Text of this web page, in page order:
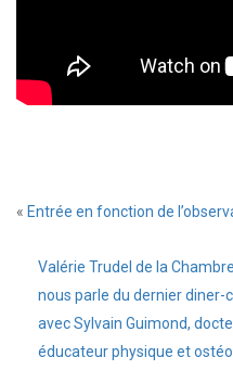
« Entrée en fonction de
Valérie Trudel de la
nous parle du dernier diner-
avec Sylvain Guimond,
éducateur physique et